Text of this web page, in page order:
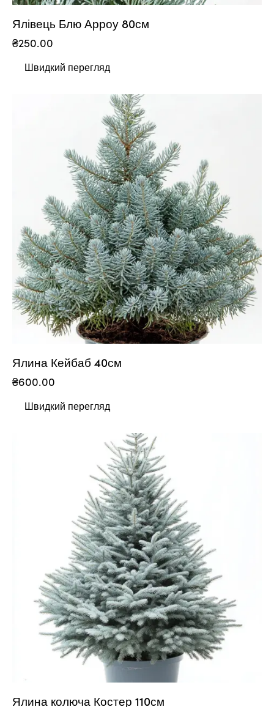
Ялівець Блю Арроу 80см
₴250.00
Швидкий перегляд
Ялина Кейбаб 40см
₴600.00
Швидкий перегляд
Ялина колюча Костер 110см